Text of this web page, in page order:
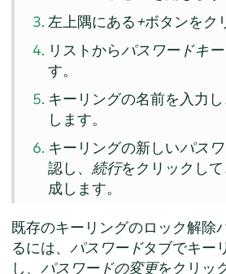
左上隅にある+ボタンをク
リストからパスワードキ
す。
キーリングの名前を入力し
します。
キーリングの新しいパス
認し、続行をクリックし
成します。
既存のキーリングのロック解除
るには、 パスワードタブでキー
し、 パスワードの変更をクリッ